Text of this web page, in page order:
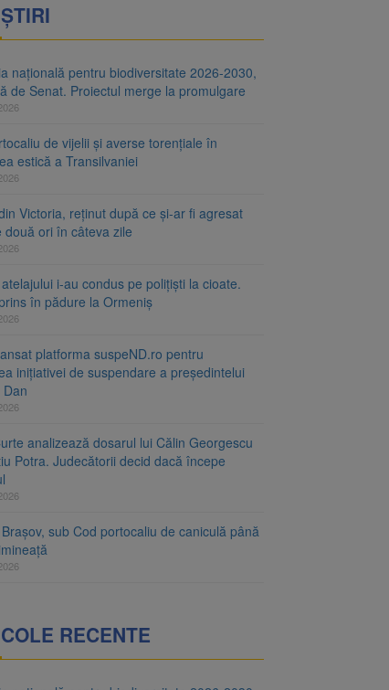
națională pentru biodiversitate 2026-2030,
de Senat. Proiectul merge la promulgare
de vijelii și averse torențiale în
estică a Transilvaniei
Victoria, reținut după ce și-ar fi agresat
două ori în câteva zile
i-au condus pe polițiști la cioate.
în pădure la Ormeniș
platforma suspeND.ro pentru
inițiativei de suspendare a președintelui
Dan
analizează dosarul lui Călin Georgescu
Potra. Judecătorii decid dacă începe
sub Cod portocaliu de caniculă până
RECENTE